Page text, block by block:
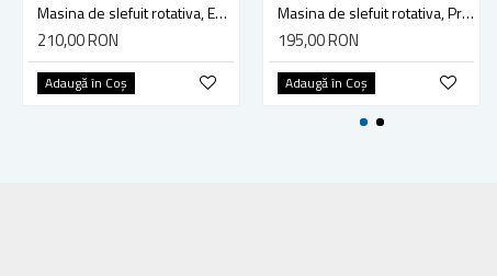
Masina de slefuit rotativa, EvoTools RS 450 EPTO, 450 W, disc 125mm
210,00 RON
Adaugă în Coş
Masina de slefuit rotativa, Procraft EX850E, 850 W, disc 125mm
195,00 RON
Adaugă în Coş